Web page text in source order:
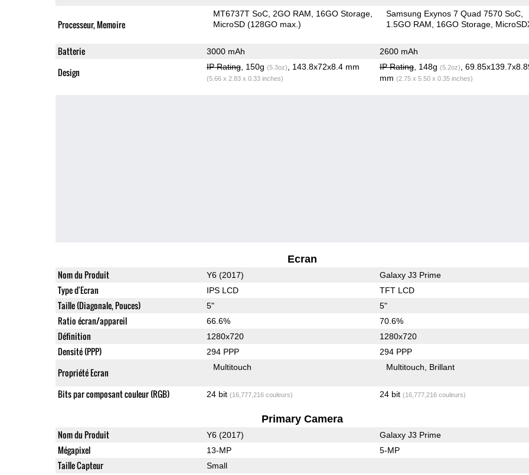
Processeur, Memoire
MT6737T SoC 2GO RAM
16GO Storage
MicroSD (128GO max.)
Samsung Exynos 7 Quad 7570 SoC
1.5GO RAM
16GO Storage
Batterie 3000 mAh 2600 mAh
Design IP Rating, 150g (5.3oz) , 143.8x72x8.4 mm
(5.66 x 2.83 x 0.33 inches)
IP Rating, 148g (5.2oz)
,
mm (2.75 x 5.50 x 0.35 inches)
Ecran
Nom du Produit Y6 (2017) Galaxy J3 Prime
Type d'Ecran IPS LCD TFT LCD
Taille (Diagonale, Pouces) 5" 5"
Ratio écran/appareil 66.6% 70.6%
Définition 1280x720 1280x720
Densité (PPP) 294 PPP 294 PPP
Propriété Ecran Multitouch Multitouch Brillant
Bits par composant couleur (RGB) 24 bit (16,777,216 couleurs) 24 bit (16,777,216 couleurs)
Primary Camera
Nom du Produit Y6 (2017) Galaxy J3 Prime
Mégapixel 13-MP 5-MP
Taille Capteur Small